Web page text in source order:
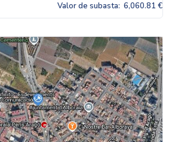
Valor de subasta: 6,060.81 €